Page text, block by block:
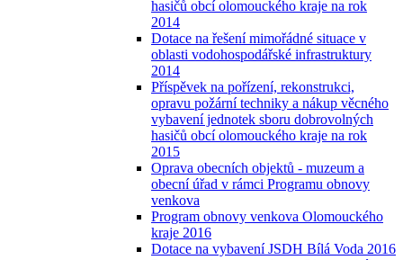
hasičů obcí olomouckého kraje na rok
2014
Dotace na řešení mimořádné situace v
oblasti vodohospodářské infrastruktury
2014
Příspěvek na pořízení, rekonstrukci,
opravu požární techniky a nákup věcného
vybavení jednotek sboru dobrovolných
hasičů obcí olomouckého kraje na rok
2015
Oprava obecních objektů - muzeum a
obecní úřad v rámci Programu obnovy
venkova
Program obnovy venkova Olomouckého
kraje 2016
Dotace na vybavení JSDH Bílá Voda 2016